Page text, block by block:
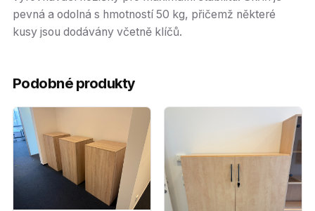
pevná a odolná s hmotností 50 kg, přičemž některé
kusy jsou dodávány včetně klíčů.
Podobné produkty